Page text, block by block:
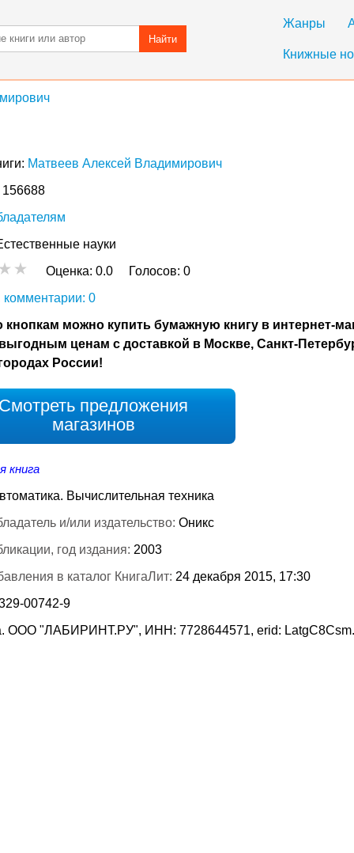
Жанры
Книжные
Найти
Матвеев Алексей Владимирович
156688
науки
Оценка: 0.0 Голосов: 0
0
кнопкам можно купить бумажную книгу в интернет-
ценам с доставкой в Москве, Санкт-
России!
предложения
магазинов
книга
Вычислительная техника
и/или издательство: Оникс
год издания: 2003
в каталог КнигаЛит: 24 декабря 2015, 17:30
00742-9
ООО "ЛАБИРИНТ.РУ", ИНН: 7728644571, erid: LatgC8Csm.